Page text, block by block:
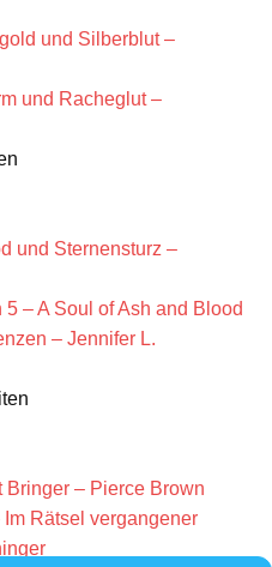
und Silberblut –
und Racheglut –
und Sternensturz –
– A Soul of Ash and Blood
– Jennifer L.
Bringer – Pierce Brown
Rätsel vergangener